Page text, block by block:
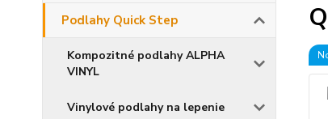
Podlahy Quick Step
Kompozitné podlahy ALPHA
VINYL
Vinylové podlahy na lepenie